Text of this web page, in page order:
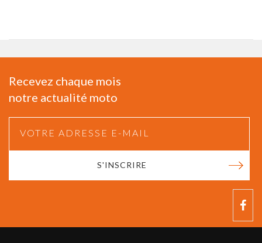
Recevez chaque mois
notre actualité moto
S'INSCRIRE